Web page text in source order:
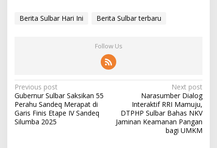
A
Berita Sulbar Hari Ini Berita Sulbar terbaru
Follow Us
P
o
s
Previous post
Gubernur Sulbar Saksikan 55
Perahu Sandeq Merapat di
Garis Finis Etape IV Sandeq
Silumba 2025
Next post
Narasumber Dialog
Interaktif RRI Mamuju,
DTPHP Sulbar Bahas NKV
Jaminan Keamanan Pangan
bagi UMKM